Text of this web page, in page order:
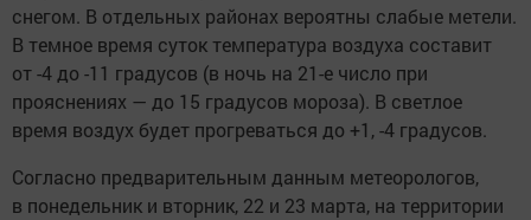
снегом. В отдельных районах вероятны слабые метели.
В темное время суток температура воздуха составит
от -4 до -11 градусов (в ночь на 21-е число при
прояснениях — до 15 градусов мороза). В светлое
время воздух будет прогреваться до +1, -4 градусов.
Согласно предварительным данным метеорологов,
в понедельник и вторник, 22 и 23 марта, на территории